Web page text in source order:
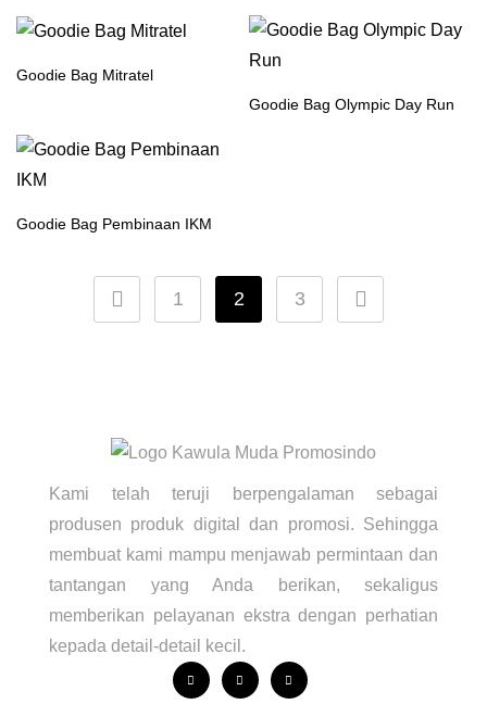
Goodie Bag Mitratel
Goodie Bag Olympic Day Run
Goodie Bag Pembinaan IKM
1 2 3
Kami telah teruji berpengalaman sebagai
produsen produk digital dan promosi. Sehingga
membuat kami mampu menjawab permintaan dan
tantangan yang Anda berikan, sekaligus
memberikan pelayanan ekstra dengan perhatian
kepada detail-detail kecil.